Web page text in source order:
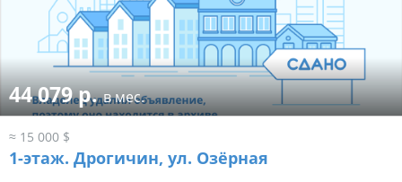
44 079 р.в мес.
≈ 15 000 $
1-этаж. Дрогичин, ул. Озёрная